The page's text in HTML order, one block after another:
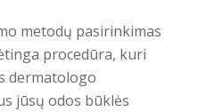
metodų pasirinkimas
procedūra, kuri
dermatologo
jūsų odos būklės